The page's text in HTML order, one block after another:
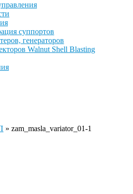
суппортов
генераторов
Walnut Shell Blasting
» zam_masla_variator_01-1